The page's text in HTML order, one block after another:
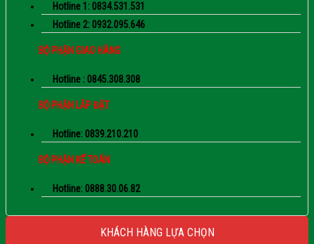
Hotline 1: 0834.531.531
Hotline 2: 0932.095.646
BỘ PHẬN GIAO HÀNG
Hotline : 0845.308.308
BỘ PHẬN LẮP ĐẶT
Hotline: 0839.210.210
BỘ PHẬN KẾ TOÁN
Hotline: 0888.30.06.82
KHÁCH HÀNG LỰA CHỌN